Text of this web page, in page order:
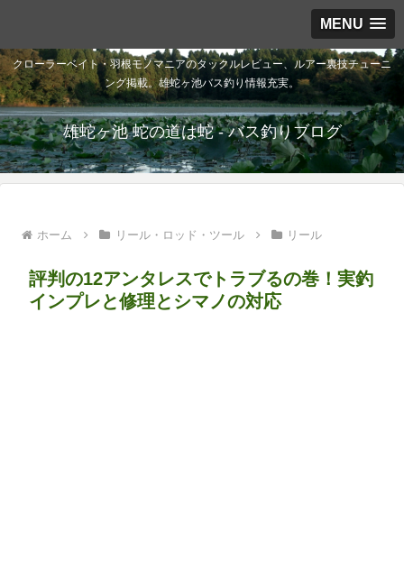
MENU
クローラーベイト・羽根モノマニアのタックルレビュー、ルアー裏技チューニ
ング掲載。雄蛇ヶ池バス釣り情報充実。
雄蛇ヶ池 蛇の道は蛇 - バス釣りブログ
ホーム リール・ロッド・ツール リール
評判の12アンタレスでトラブるの巻！実釣
インプレと修理とシマノの対応